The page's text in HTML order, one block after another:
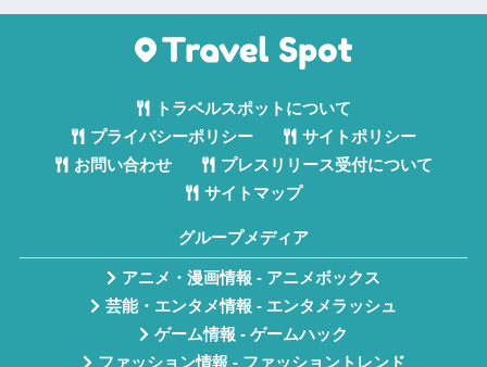
トラベルスポットについて
プライバシーポリシー
サイトポリシー
お問い合わせ
プレスリリース受付について
サイトマップ
グループメディア
アニメ・漫画情報 - アニメボックス
芸能・エンタメ情報 - エンタメラッシュ
ゲーム情報 - ゲームハック
ファッション情報 - ファッショントレンド